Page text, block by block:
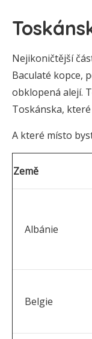
Nejikoničtější
Baculaté kopce,
obklopená alejí.
Toskánska,
A které místo
Země
Albánie
Belgie